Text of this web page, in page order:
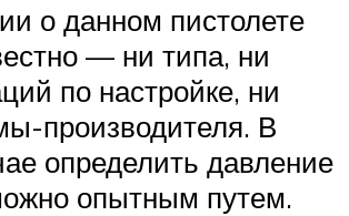
о данном пистолете
— ни типа, ни
по настройке, ни
производителя. В
определить давление
опытным путем.